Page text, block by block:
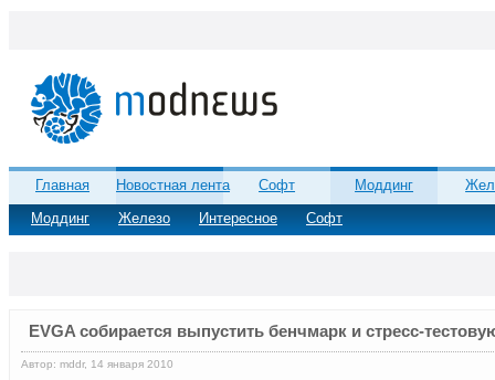
Главная
Новостная лента
Моддинг
Железо Интересное Софт
Софт Моддинг
EVGA собирается выпустить бенчмарк и стресс-
Автор: mddr, 14 января 2010